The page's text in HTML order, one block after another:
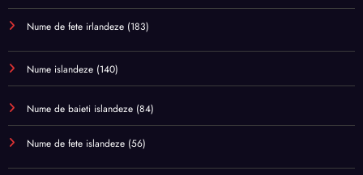
Nume de fete irlandeze (183)
Nume islandeze (140)
Nume de baieti islandeze (84)
Nume de fete islandeze (56)